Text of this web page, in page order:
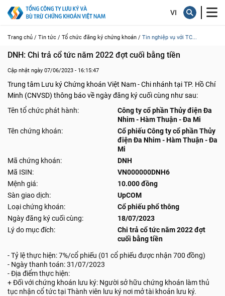
Trang chủ / Tin tức / Tổ chức đăng ký chứng khoán / Tin nghiệp vụ với TC...
DNH: Chi trả cổ tức năm 2022 đợt cuối bằng tiền
Cập nhật ngày 07/06/2023 - 16:15:47
Trung tâm Lưu ký Chứng khoán Việt Nam - Chi nhánh tại TP. Hồ Chí
Minh (CNVSD) thông báo về ngày đăng ký cuối cùng như sau:
Tên tổ chức phát hành:
Công ty cổ phần Thủy điện Đa
Nhim - Hàm Thuận - Đa Mi
Tên chứng khoán:
Cổ phiếu Công ty cổ phần Thủy
điện Đa Nhim - Hàm Thuận - Đa
Mi
Mã chứng khoán:
DNH
Mã ISIN:
VN000000DNH6
Mệnh giá:
10.000 đồng
Sàn giao dịch:
UpCOM
Loại chứng khoán:
Cổ phiếu phổ thông
Ngày đăng ký cuối cùng:
18/07/2023
Lý do mục đích:
Chi trả cổ tức năm 2022 đợt
cuối bằng tiền
- Tỷ lệ thực hiện: 7%/cổ phiếu (01 cổ phiếu được nhận 700 đồng)
- Ngày thanh toán: 31/07/2023
- Địa điểm thực hiện:
+ Đối với chứng khoán lưu ký: Người sở hữu chứng khoán làm thủ
tục nhận cổ tức tại Thành viên lưu ký nơi mở tài khoản lưu ký.